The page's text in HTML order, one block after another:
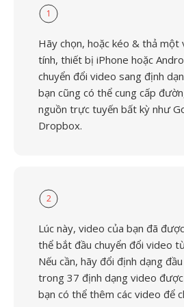
1
Hãy chọn, hoặc kéo & thả một
tính, thiết bị iPhone hoặc
chuyển đổi video sang định
bạn cũng có thể cung cấp
nguồn trực tuyến bất kỳ như
Dropbox.
2
Lúc này, video của bạn đã
thể bắt đầu chuyển đổi video
Nếu cần, hãy đổi định dạng
trong 37 định dạng video
bạn có thể thêm các video để